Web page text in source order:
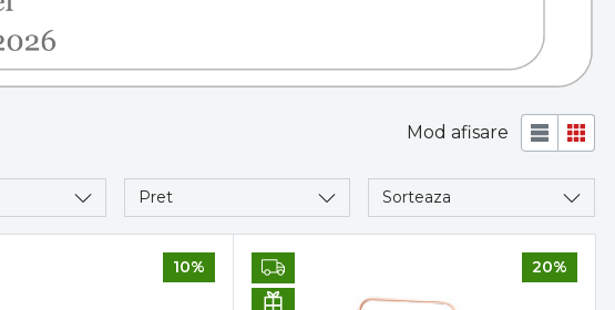
Mod afisare
Pret Sorteaza
10% 20%